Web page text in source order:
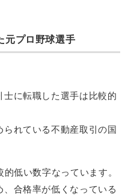
プロ野球選手
に転職した選手は比較的
れている不動産取引の国
的低い数字なっています。
合格率が低くなっている